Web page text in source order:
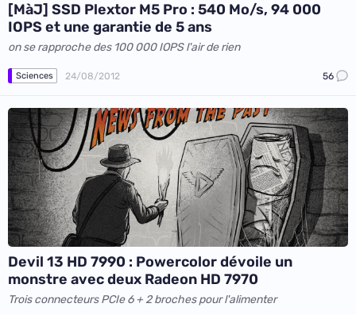
[MàJ] SSD Plextor M5 Pro : 540 Mo/s, 94 000
IOPS et une garantie de 5 ans
on se rapproche des 100 000 IOPS l'air de rien
Sciences 24/08/2012 56
Devil 13 HD 7990 : Powercolor dévoile un
monstre avec deux Radeon HD 7970
Trois connecteurs PCIe 6 + 2 broches pour l'alimenter